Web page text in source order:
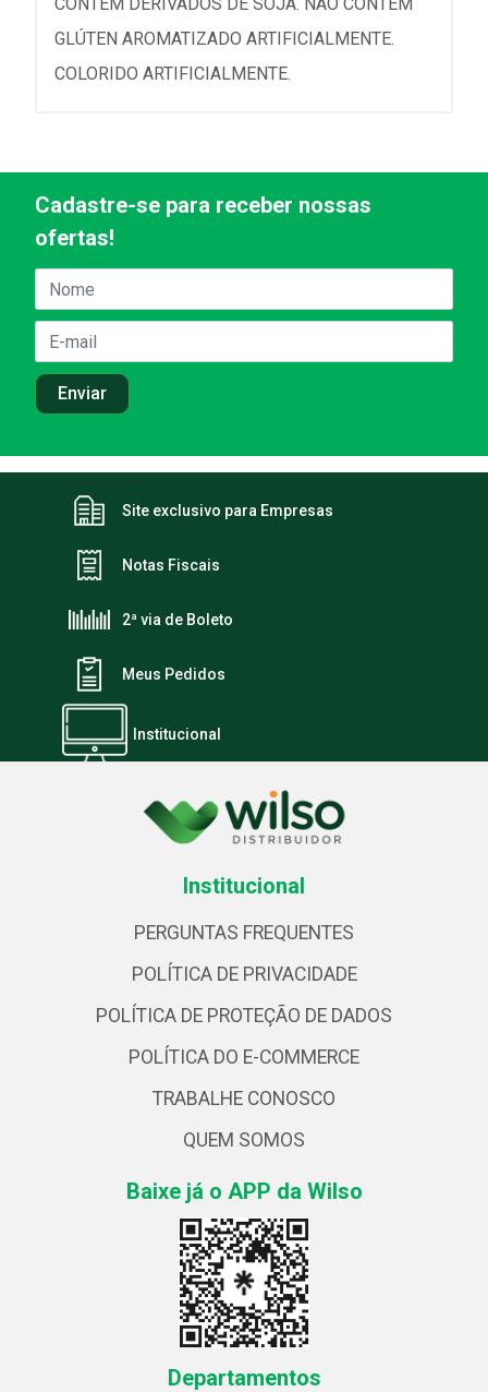
GLÚTEN AROMATIZADO ARTIFICIALMENTE.
COLORIDO ARTIFICIALMENTE.
Cadastre-se para receber nossas
ofertas!
Site exclusivo para Empresas
Notas Fiscais
2ª via de Boleto
Meus Pedidos
Institucional
Institucional
PERGUNTAS FREQUENTES
POLÍTICA DE PRIVACIDADE
POLÍTICA DE PROTEÇÃO DE DADOS
POLÍTICA DO E-COMMERCE
TRABALHE CONOSCO
QUEM SOMOS
Baixe já o APP da Wilso
Departamentos